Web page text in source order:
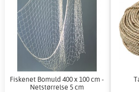
Fiskenet Bomuld 400 x 100 cm -
Netstørrelse 5 cm